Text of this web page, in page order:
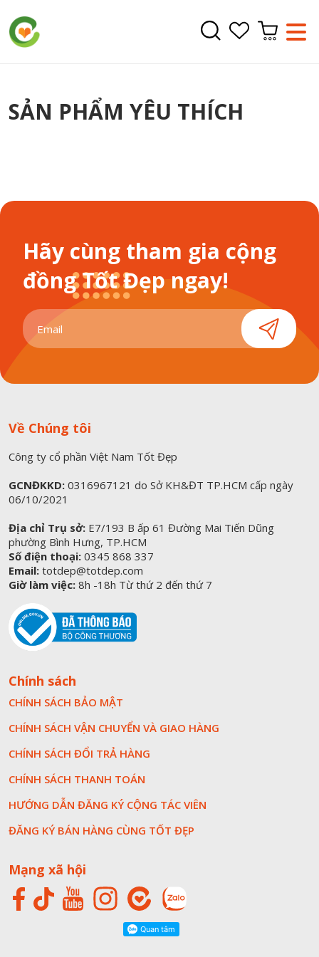
SẢN PHẨM YÊU THÍCH
Hãy cùng tham gia cộng
đồng Tốt Đẹp ngay!
Về Chúng tôi
Công ty cổ phần Việt Nam Tốt Đẹp
GCNĐKKD: 0316967121 do Sở KH&ĐT TP.HCM cấp ngày
06/10/2021
Địa chỉ Trụ sở: E7/193 B ấp 61 Đường Mai Tiến Dũng
phường Bình Hưng, TP.HCM
Số điện thoại: 0345 868 337
Email: totdep@totdep.com
Giờ làm việc: 8h -18h Từ thứ 2 đến thứ 7
Chính sách
CHÍNH SÁCH BẢO MẬT
CHÍNH SÁCH VẬN CHUYỂN VÀ GIAO HÀNG
CHÍNH SÁCH ĐỔI TRẢ HÀNG
CHÍNH SÁCH THANH TOÁN
HƯỚNG DẪN ĐĂNG KÝ CỘNG TÁC VIÊN
ĐĂNG KÝ BÁN HÀNG CÙNG TỐT ĐẸP
Mạng xã hội